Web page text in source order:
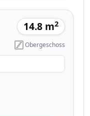
14.8 m2
Obergeschoss